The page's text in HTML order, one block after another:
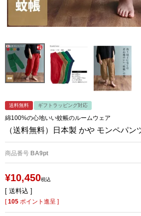
送料無料 ギフトラッピング対応
綿100%の心地いい蚊帳のルームウェア
（送料無料）日本製 かや モンペパン
商品番号 BA9pt
¥10,450税込
送料込
[105 ポイント進呈 ]